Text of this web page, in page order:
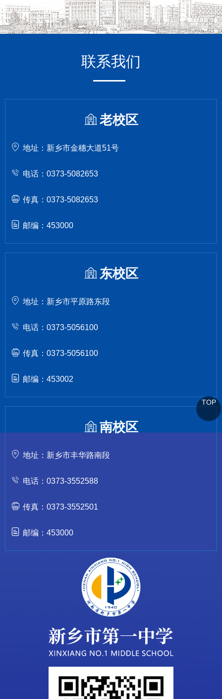
联系我们
老校区
地址：新乡市金穗大道51号
电话：0373-5082653
传真：0373-5082653
邮编：453000
东校区
地址：新乡市平原路东段
电话：0373-5056100
传真：0373-5056100
邮编：453002
南校区
地址：新乡市丰华路南段
电话：0373-3552588
传真：0373-3552501
邮编：453000
TOP